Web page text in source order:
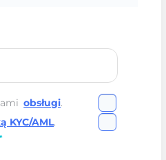
obsługi.
KYC/AML.